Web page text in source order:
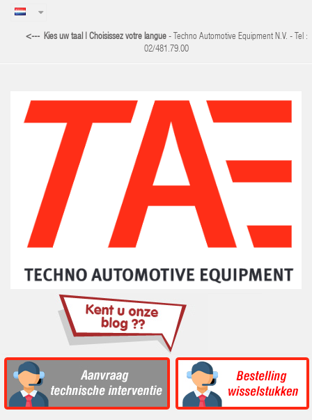
<--- Kies uw taal | Choisissez votre langue- Techno Automotive Equipment N.V. - Tel :
02/481.79.00